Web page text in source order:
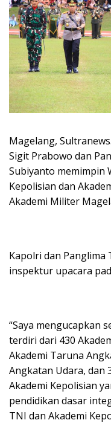
Magelang,
Sigit Prabowo dan
Subiyanto memimpin
Kepolisian dan
Akademi Militer
Kapolri dan Panglima
inspektur upacara
“Saya mengucapkan
terdiri dari 430
Akademi Taruna
Angkatan Udara, dan
Akademi Kepolisian
pendidikan dasar
TNI dan Akademi